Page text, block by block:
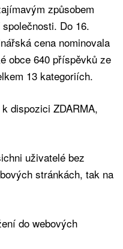
způsobem
Do 16.
cena nominovala
obce 640 příspěvků ze
13 kategoriích.
dispozici ZDARMA,
uživatelé bez
stránkách, tak na
do webových